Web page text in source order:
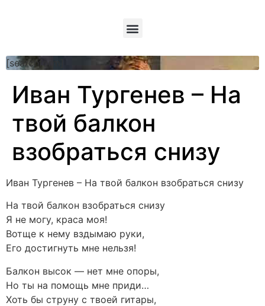
[searchform]
Иван Тургенев – На
твой балкон
взобраться снизу
Иван Тургенев – На твой балкон взобраться снизу
На твой балкон взобраться снизу
Я не могу, краса моя!
Вотще к нему вздымаю руки,
Его достигнуть мне нельзя!
Балкон высок — нет мне опоры,
Но ты на помощь мне приди…
Хоть бы струну с твоей гитары,